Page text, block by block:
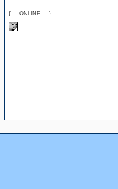
{___ONLINE___}